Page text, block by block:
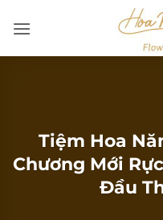
qua
Tiệm Hoa
Chương Mới
Đầu